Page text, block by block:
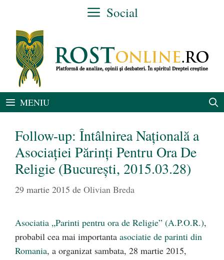
conținut
Social
MENIU
Follow-up: Întâlnirea Naţională a
Asociaţiei Părinţi Pentru Ora De
Religie (Bucureşti, 2015.03.28)
29 martie 2015 de Olivian Breda
Asociatia „Parinti pentru ora de Religie” (A.P.O.R.),
probabil cea mai importanta asociatie de parinti din
Romania, a organizat sambata, 28 martie 2015,